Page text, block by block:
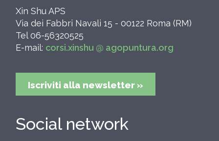
Xin Shu APS
Via dei Fabbri Navali 15 - 00122 Roma (RM)
Tel 06-56320525
E-mail: corsi.xinshu @ agopuntura.org
Iscriviti alla newsletter »
Social network